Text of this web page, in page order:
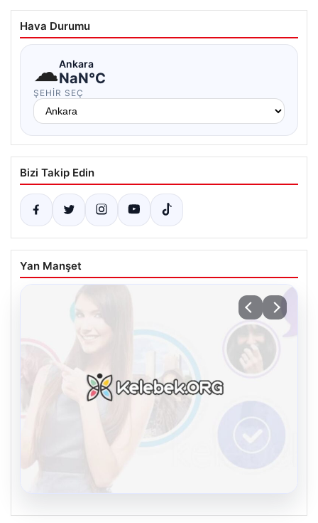
Hava Durumu
☁Ankara
NaN°C
ŞEHIR SEÇ
Bizi Takip Edin
Yan Manşet